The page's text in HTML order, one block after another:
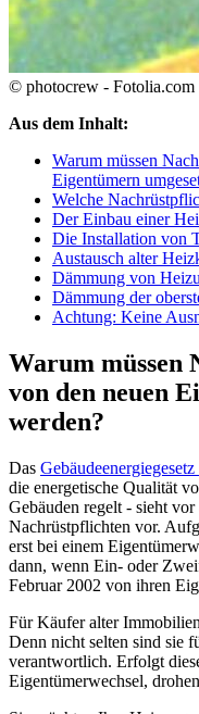
© photocrew - Fotolia.com
Aus dem Inhalt:
Warum müssen
Eigentümern
Welche
Der Einbau einer
Die Installation von
Austausch alter
Dämmung von
Dämmung der
Achtung: Keine
Warum müssen
von den neuen
werden?
Das
die energetische Qualität
Gebäuden regelt - sieht
Nachrüstpflichten vor.
erst bei einem
dann, wenn Ein- oder
Februar 2002 von ihren
Für Käufer alter
Denn nicht selten sind sie
verantwortlich. Erfolgt
Eigentümerwechsel,